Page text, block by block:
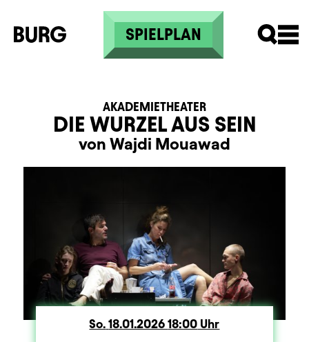
Direkt zum Inhalt
SPIELPLAN
DIE WURZEL AUS SEIN
AKADEMIETHEATER
von Wajdi Mouawad
So. Sonntag
18.01.202618:00 Uhr